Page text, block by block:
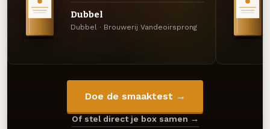
Dubbel
Dubbel · Brouwerij Vandeoirsprong
Doe de smaaktest →
Of stel direct je box samen →